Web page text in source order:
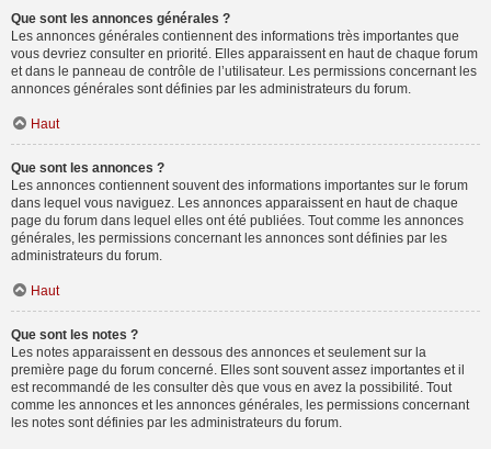
Que sont les annonces générales ?
Les annonces générales contiennent des informations très importantes que
vous devriez consulter en priorité. Elles apparaissent en haut de chaque forum
et dans le panneau de contrôle de l’utilisateur. Les permissions concernant les
annonces générales sont définies par les administrateurs du forum.
Haut
Que sont les annonces ?
Les annonces contiennent souvent des informations importantes sur le forum
dans lequel vous naviguez. Les annonces apparaissent en haut de chaque
page du forum dans lequel elles ont été publiées. Tout comme les annonces
générales, les permissions concernant les annonces sont définies par les
administrateurs du forum.
Haut
Que sont les notes ?
Les notes apparaissent en dessous des annonces et seulement sur la
première page du forum concerné. Elles sont souvent assez importantes et il
est recommandé de les consulter dès que vous en avez la possibilité. Tout
comme les annonces et les annonces générales, les permissions concernant
les notes sont définies par les administrateurs du forum.